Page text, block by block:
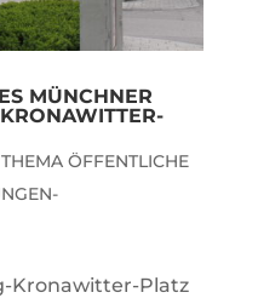
MÜNCHNER
THEMA ÖFFENTLICHE
Kronawitter-Platz